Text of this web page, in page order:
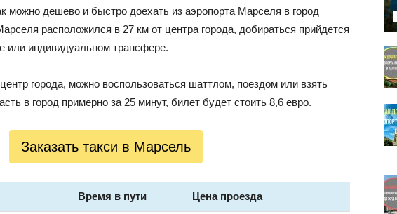
можно дешево и быстро доехать из аэропорта Марселя в город
расположился в 27 км от центра города, добираться прийдется
или индивидуальном трансфере.
города, можно воспользоваться шаттлом, поездом или взять
в город примерно за 25 минут, билет будет стоить 8,6 евро.
Заказать такси в Марсель
Время в пути Цена проезда